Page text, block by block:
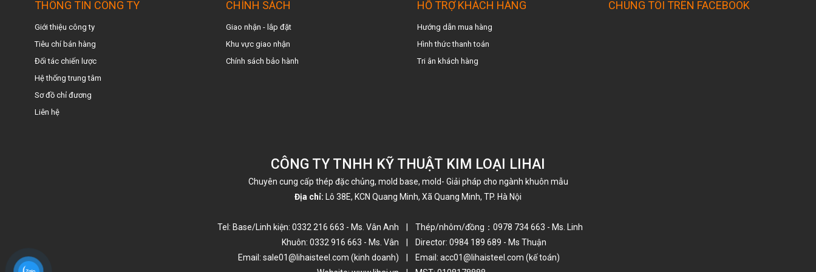
THÔNG TIN CÔNG TY
Giới thiệu công ty
Tiêu chí bán hàng
Đối tác chiến lược
Hệ thống trung tâm
Sơ đồ chỉ đương
Liên hệ
CHÍNH SÁCH
Giao nhận - lắp đặt
Khu vực giao nhận
Chính sách bảo hành
HỖ TRỢ KHÁCH HÀNG
Hướng dẫn mua hàng
Hình thức thanh toán
Tri ân khách hàng
CHÚNG TÔI TRÊN FACEBOOK
CÔNG TY TNHH KỸ THUẬT KIM LOẠI LIHAI
Chuyên cung cấp thép đặc chủng, mold base, mold- Giải pháp cho ngành khuôn mẫu
Địa chỉ:
Lô 38E, KCN Quang Minh, Xã Quang Minh, TP. Hà Nội
Tel: Base/Linh kiện: 0332 216 663 - Ms. Vân Anh |
Khuôn: 0332 916 663 - Ms. Vân |
Email: sale01@lihaisteel.com (kinh doanh) |
Thép/nhôm/đồng：0978 734 663 - Ms. Linh
Director: 0984 189 689 - Ms Thuận
Email: acc01@lihaisteel.com (kế toán)